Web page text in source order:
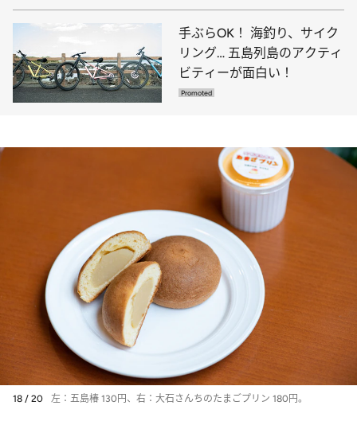
手ぶらOK！ 海釣り、サイク
リング… 五島列島のアクティ
ビティーが面白い！
18 / 20 左：五島椿 130円、右：大石さんちのたまごプリン 180円。